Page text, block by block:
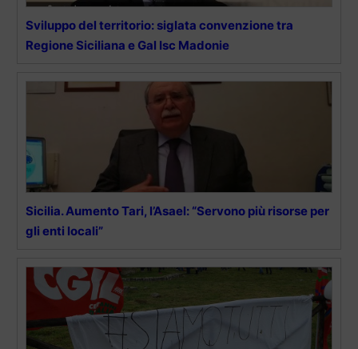
Sviluppo del territorio: siglata convenzione tra
Regione Siciliana e Gal Isc Madonie
Sicilia. Aumento Tari, l’Asael: “Servono più risorse per
gli enti locali”